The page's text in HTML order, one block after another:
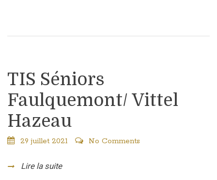
TIS Séniors
Faulquemont/ Vittel
Hazeau
29 juillet 2021 No Comments
Lire la suite